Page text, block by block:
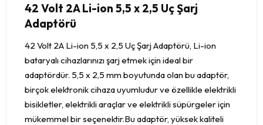
42 Volt 2A Li-ion 5,5 x 2,5 Uç Şarj
Adaptörü
42 Volt 2A Li-ion 5,5 x 2,5 Uç Şarj Adaptörü, Li-ion
bataryalı cihazlarınızı şarj etmek için ideal bir
adaptördür. 5,5 x 2,5 mm boyutunda olan bu adaptör,
birçok elektronik cihaza uyumludur ve özellikle elektrikli
bisikletler, elektrikli araçlar ve elektrikli süpürgeler için
mükemmel bir seçenektir.Bu adaptör, yüksek kaliteli